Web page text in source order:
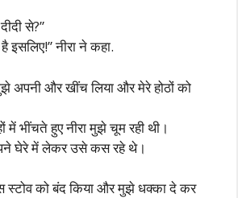
से?”
इसलिए!” नीरा ने कहा.
अपनी और खींच लिया और मेरे होठों को
में भींचते हुए नीरा मुझे चूम रही थी।
घेरे में लेकर उसे कस रहे थे।
स्टोव को बंद किया और मुझे धक्का दे कर